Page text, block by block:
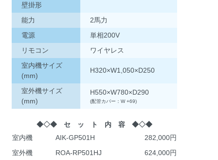
壁掛形
能力
2馬力
電源
単相200V
リモコン
ワイヤレス
室内機サイズ
(mm)
H320×W1,050×D250
室外機サイズ
(mm)
H550×W780×D290
(配管カバー：W +69)
◆◇◆ セ ッ ト 内 容 ◆◇◆
室内機
AIK-GP501H
282,000
室外機
ROA-RP501HJ
624,000